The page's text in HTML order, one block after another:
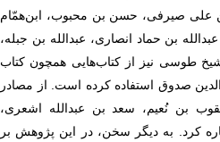
صیرفی، حسن بن محبوب، ابن‌همّام
بن حماد انصاری، عبد‌الله بن جبله،
طوسی نیز از کتاب‌هایی همچون کتاب
صدوق استفاده کرده است. از مصادر
بن‌ نُعیم، سعد بن عبدالله اشعری،
کرد. به دیگر سخن، در این پژوهش بر